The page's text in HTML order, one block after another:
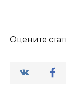
Оцените